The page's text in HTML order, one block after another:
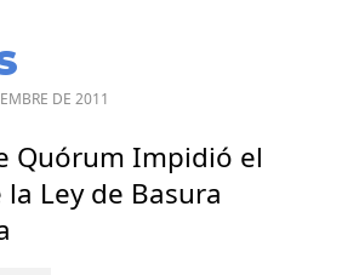
DE 2011
Quórum Impidió el
Ley de Basura